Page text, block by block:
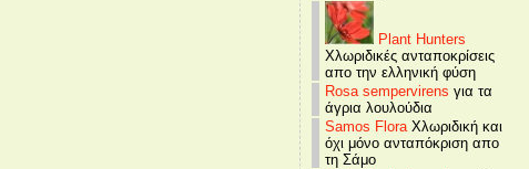
Plant Hunters
Χλωριδικές ανταποκρίσεις
απο την ελληνική φύση
Rosa sempervirens για τα
άγρια λουλούδια
Samos FloraΧλωριδική και
όχι μόνο ανταπόκριση απο
τη Σάμο